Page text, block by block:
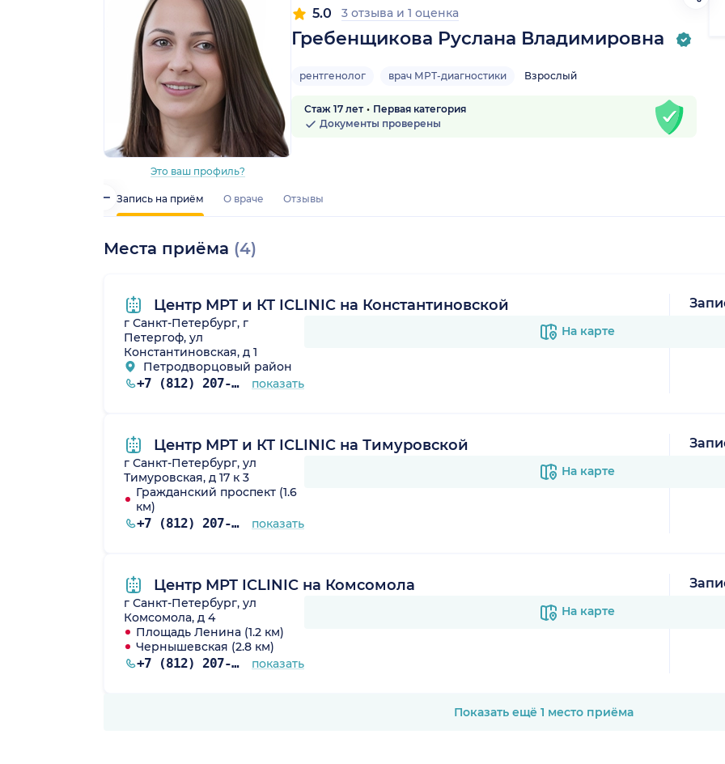
Это ваш профиль?
Гребенщикова Руслана Владимировна
5.0 3 отзыва и 1 оценка
рентгенолог врач МРТ-диагностики Взрослый
Стаж 17 лет
Первая категория
Документы проверены
Запись на приём О враче Отзывы
Места приёма (4)
Центр МРТ и КТ ICLINIC на Константиновской
г Санкт-Петербург, г
Петергоф, ул
Константиновская, д 1
Петродворцовый район
+7 (812) 207-77-77 показать
На карте В
Центр МРТ и КТ ICLINIC на Тимуровской
г Санкт-Петербург, ул
Тимуровская, д 17 к 3
Гражданский проспект (1.6
км)
+7 (812) 207-77-77 показать
На карте В
Центр МРТ ICLINIC на Комсомола
г Санкт-Петербург, ул
Комсомола, д 4
Площадь Ленина (1.2 км)
Чернышевская (2.8 км)
+7 (812) 207-77-77 показать
На карте В
Показать ещё 1 место приёма